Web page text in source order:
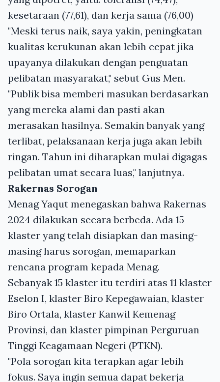
kesetaraan (77,61), dan kerja sama (76,00)
"Meski terus naik, saya yakin, peningkatan
kualitas kerukunan akan lebih cepat jika
upayanya dilakukan dengan penguatan
pelibatan masyarakat," sebut Gus Men.
"Publik bisa memberi masukan berdasarkan
yang mereka alami dan pasti akan
merasakan hasilnya. Semakin banyak yang
terlibat, pelaksanaan kerja juga akan lebih
ringan. Tahun ini diharapkan mulai digagas
pelibatan umat secara luas," lanjutnya.
Rakernas Sorogan
Menag Yaqut menegaskan bahwa Rakernas
2024 dilakukan secara berbeda. Ada 15
klaster yang telah disiapkan dan masing-
masing harus sorogan, memaparkan
rencana program kepada Menag.
Sebanyak 15 klaster itu terdiri atas 11 klaster
Eselon I, klaster Biro Kepegawaian, klaster
Biro Ortala, klaster Kanwil Kemenag
Provinsi, dan klaster pimpinan Perguruan
Tinggi Keagamaan Negeri (PTKN).
"Pola sorogan kita terapkan agar lebih
fokus. Saya ingin semua dapat bekerja